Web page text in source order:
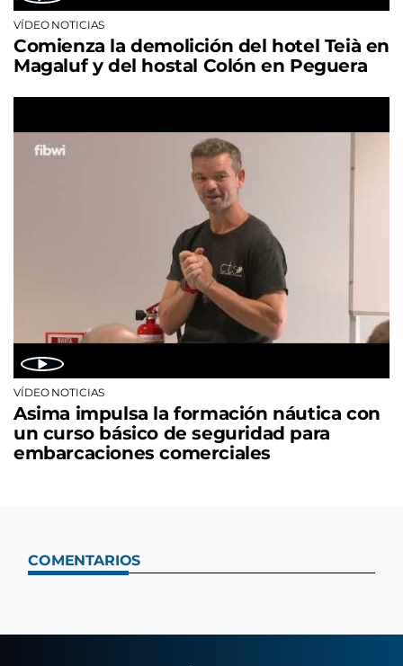
VÍDEO NOTICIAS
Comienza la demolición del hotel Teià en
Magaluf y del hostal Colón en Peguera
VÍDEO NOTICIAS
Asima impulsa la formación náutica con
un curso básico de seguridad para
embarcaciones comerciales
COMENTARIOS